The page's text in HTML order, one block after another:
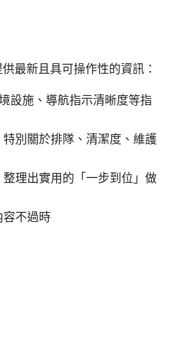
最新且具可操作性的資訊：
設施、導航指示清晰度等指
別關於排隊、清潔度、維護
理出實用的「一步到位」做
容不過時